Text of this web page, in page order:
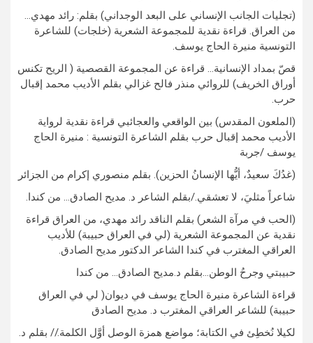
(تجليات الجانب الإنساني على البعد الوجداني) بقلم: رائد مهدي…
من العراق. قراءة نقدية للمجموعة الشعرية (خلجات) للشاعرة
التونسية منيرة الحاج يوسف.
قصّ بمداد الإنسانية… قراءة عن المجموعة القصصية ( الريح تكنس
أوراق الخريف) للروائي منذر فالح غزالي بقلم الأديب محمد إقبال
حرب.
(الملعون المقدس) بين الواقعي والعجائبي قراءة نقدية لرواية
الأديب محمد إقبال حرب بقلم الشاعرة التونسية : منيرة الحاج
يوسف /جربة
(غدُكَ سعيدٌ، أيُّها الإنسانُ الحزين). بقلم منصوري إكرام من الجزائر
شاعراً مثليَ، لا تعشقي./بقلم الشاعر د. مديح الصادق… من كندا.
(الحب في مرآة الشعر) بقلم الناقد رائد مهدي، من العراق قراءة
نقدية عن المجموعة الشعرية (لي في العراق حبيبة) للأديب
العراقي المغترب في كندا الشاعر الدكتور مديح الصادق.
حبيبتي وجرحُ الوطن…بقلم د.مديح الصادق… من كندا
قراءة الشاعرة منيرة الحاج يوسف في ديوان( لي في العراق
حبيبة) للشاعر العراقي المغترب د. مديح الصادق
لكيلا نُخطِئ في الكتابة؛ مواضع همزة الوصل أوَّل الكلمة.// بقلم د.